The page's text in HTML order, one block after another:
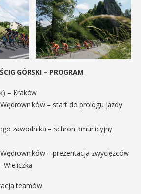
GÓRSKI – PROGRAM
– Kraków
– start do prologu jazdy
zawodnika – schron amunicyjny
– prezentacja zwycięzców
Wieliczka
teamów